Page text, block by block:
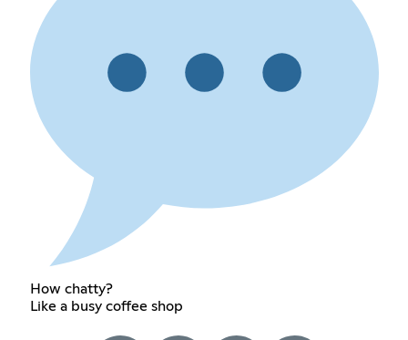
How chatty?
Like a busy coffee shop